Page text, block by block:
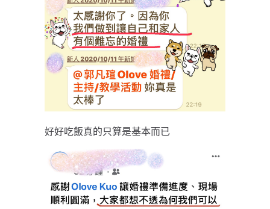
好好吃飯真的只算是基本而已